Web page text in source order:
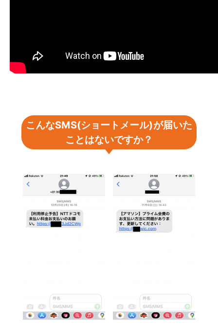
こんなSMS(ショートメール)が届いた
ことはないですか？